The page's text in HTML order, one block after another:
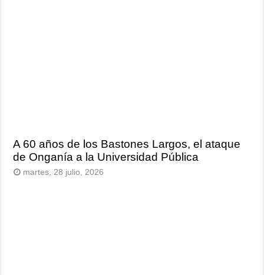
A 60 años de los Bastones Largos, el ataque
de Onganía a la Universidad Pública
martes, 28 julio, 2026